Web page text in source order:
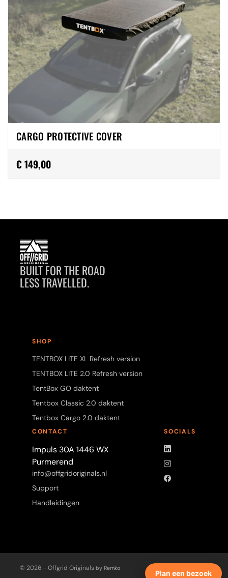
Plan een bezoek
CARGO PROTECTIVE COVER
€ 149,00
BUILT FOR THE ROAD
LESS TRAVELLED.
SHOP
TENTBOX LITE XL Refresh version
TENTBOX LITE 2.0 Refresh version
TentBox GO daktent
Tentbox Classic 2.0 daktent
Tentbox Cargo 2.0 daktent
CONTACT
Impuls 30A 1446 WX
Purmerend
info@offgridoriginals.nl
Support
Handleidingen
SOCIALS
LinkedIn
Instagram
Facebook
© 2026 - Offgrid Originals by Remko